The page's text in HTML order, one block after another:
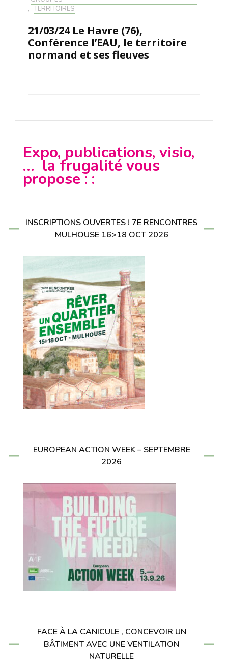
, TERRITOIRES
21/03/24 Le Havre (76),
Conférence l’EAU, le territoire
normand et ses fleuves
Expo, publications, visio,
… la frugalité vous
propose : :
INSCRIPTIONS OUVERTES ! 7E RENCONTRES
MULHOUSE 16>18 OCT 2026
EUROPEAN ACTION WEEK – SEPTEMBRE
2026
FACE À LA CANICULE , CONCEVOIR UN
BÂTIMENT AVEC UNE VENTILATION
NATURELLE